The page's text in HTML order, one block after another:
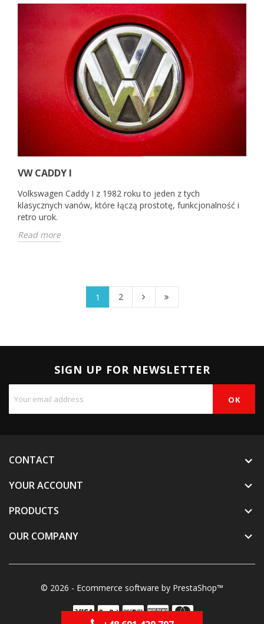
VW CADDY I
Volkswagen Caddy I z 1982 roku to jeden z tych
klasycznych vanów, które łączą prostotę, funkcjonalność i
retro urok.
Read more
1 2
SIGN UP FOR NEWSLETTER
CONTACT
YOUR ACCOUNT

PRODUCTS 
OUR COMPANY 
© 2026 - Ecommerce software by PrestaShop™